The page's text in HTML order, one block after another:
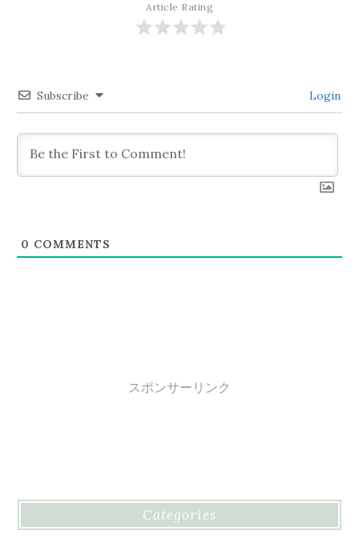
シ
ョ
ン
Article Rating
Subscribe Login
0 COMMENTS
スポンサーリンク
Categories